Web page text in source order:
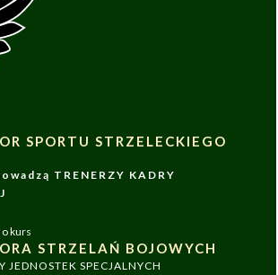
SPORTU STRZELECKIEGO
TRENERZY KADRY
kurs
STRZELAŃ BOJOWYCH
JEDNOSTEK SPECJALNYCH